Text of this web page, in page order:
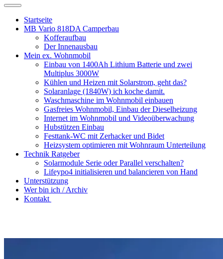
Suchfeld
ein-/ausblenden
Startseite
MB Vario 818DA Camperbau
Kofferaufbau
Der Innenausbau
Mein ex. Wohnmobil
Einbau von 1400Ah Lithium Batterie und zwei
Multiplus 3000W
Kühlen und Heizen mit Solarstrom, geht das?
Solaranlage (1840W) ich koche damit.
Waschmaschine im Wohnmobil einbauen
Gasfreies Wohnmobil, Einbau der Dieselheizung
Internet im Wohnmobil und Videoüberwachung
Hubstützen Einbau
Festtank-WC mit Zerhacker und Bidet
Heizsystem optimieren mit Wohnraum Unterteilung
Technik Ratgeber
Solarmodule Serie oder Parallel verschalten?
Lifeypo4 initialisieren und balancieren von Hand
Unterstützung
Wer bin ich / Archiv
Kontakt